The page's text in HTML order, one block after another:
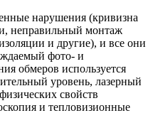
нарушения (кривизна
неправильный монтаж
и другие), и все они
фото- и
обмеров используется
уровень, лазерный
свойств
и тепловизионные